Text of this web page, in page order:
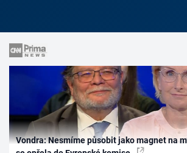
Vondra: Nesmíme působit jako magnet na